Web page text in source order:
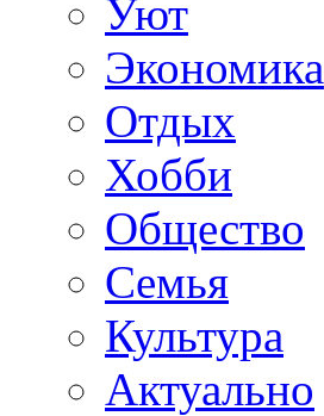
Уют
Экономика
Отдых
Хобби
Общество
Семья
Культура
Актуально